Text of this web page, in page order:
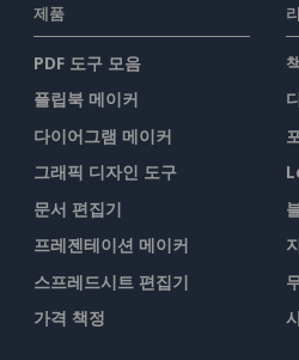
제품
PDF 도구 모음
플립북 메이커
다이어그램 메이커
그래픽 디자인 도구
문서 편집기
프레젠테이션 메이커
스프레드시트 편집기
가격 책정